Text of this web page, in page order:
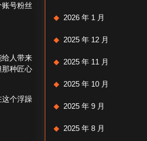
号粉丝
给人带来
那种匠心
这个浮躁
2026 年 1 月
2025 年 12 月
2025 年 11 月
2025 年 10 月
2025 年 9 月
2025 年 8 月